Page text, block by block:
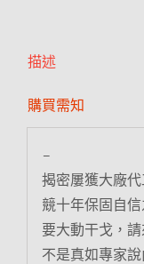
描述
購買需知
–
揭密屢獲大廠
競十年保固自
要大動干戈，
不是真如專家